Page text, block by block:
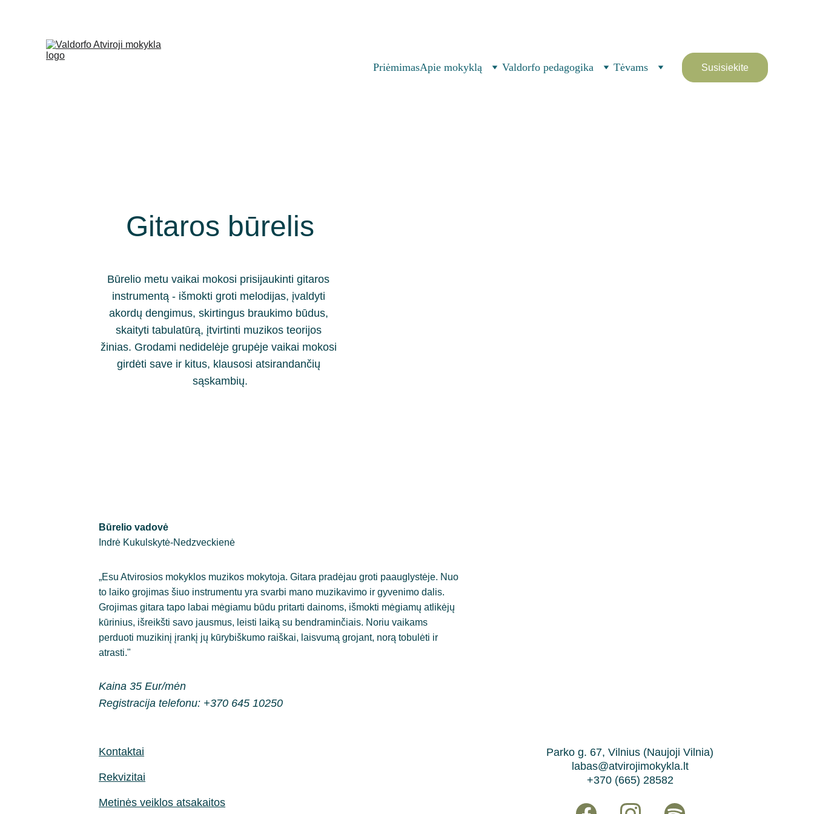
PriėmimasApie mokyklą Valdorfo pedagogika Tėvams Susisiekite
Gitaros būrelis
Būrelio metu vaikai mokosi prisijaukinti gitaros
instrumentą - išmokti groti melodijas, įvaldyti
akordų dengimus, skirtingus braukimo būdus,
skaityti tabulatūrą, įtvirtinti muzikos teorijos
žinias. Grodami nedidelėje grupėje vaikai mokosi
girdėti save ir kitus, klausosi atsirandančių
sąskambių.
Būrelio vadovė
Indrė Kukulskytė-Nedzveckienė
„Esu Atvirosios mokyklos muzikos mokytoja. Gitara pradėjau groti paauglystėje. Nuo
to laiko grojimas šiuo instrumentu yra svarbi mano muzikavimo ir gyvenimo dalis.
Grojimas gitara tapo labai mėgiamu būdu pritarti dainoms, išmokti mėgiamų atlikėjų
kūrinius, išreikšti savo jausmus, leisti laiką su bendraminčiais. Noriu vaikams
perduoti muzikinį įrankį jų kūrybiškumo raiškai, laisvumą grojant, norą tobulėti ir
atrasti."
Kaina 35 Eur/mėn
Registracija telefonu: +370 645 10250
Parko g. 67, Vilnius (Naujoji Vilnia)
labas@atvirojimokykla.lt
+370 (665) 28582
Kontaktai
Rekvizitai
Metinės veiklos atsakaitos